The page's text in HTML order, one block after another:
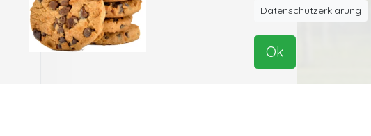
Datenschutzerklärung
Ok